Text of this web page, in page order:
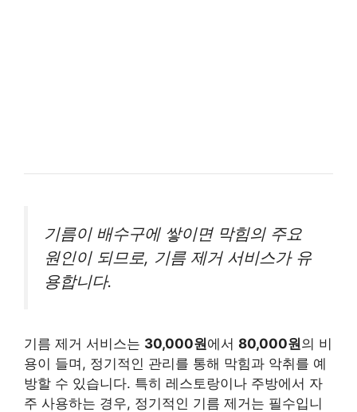
기름이 배수구에 쌓이면 막힘의 주요
원인이 되므로, 기름 제거 서비스가 유
용합니다.
기름 제거 서비스는 30,000원에서 80,000원의 비
용이 들며, 정기적인 관리를 통해 막힘과 악취를 예
방할 수 있습니다. 특히 레스토랑이나 주방에서 자
주 사용하는 경우, 정기적인 기름 제거는 필수입니